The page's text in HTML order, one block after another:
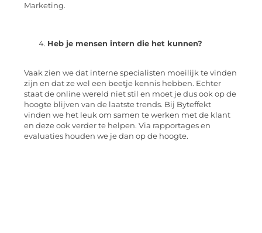
Marketing.
Heb je mensen intern die het kunnen?
Vaak zien we dat interne specialisten moeilijk te vinden
zijn en dat ze wel een beetje kennis hebben. Echter
staat de online wereld niet stil en moet je dus ook op de
hoogte blijven van de laatste trends. Bij Byteffekt
vinden we het leuk om samen te werken met de klant
en deze ook verder te helpen. Via rapportages en
evaluaties houden we je dan op de hoogte.